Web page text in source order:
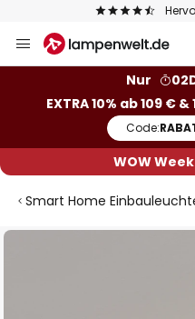
Inhalt
Nur
EXTRA 10% ab 109 € &
Code:
WOW
Smart Home
Zum